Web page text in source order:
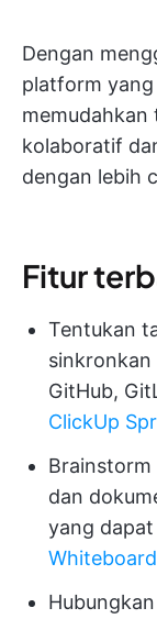
Dengan
platform yang
memudahkan
kolaboratif
dengan lebih
Fitur
Tentukan
sinkronkan
GitHub,
ClickUp
Brainstorm
dan
yang